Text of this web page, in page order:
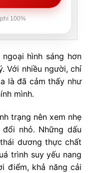
100%
hình sáng hơn
Với nhiều người, chỉ
là đã cảm thấy như
mình.
trạng nên xem nhẹ
nhỏ. Những dấu
dương thực chất
trình suy yếu nang
điểm, khả năng cải